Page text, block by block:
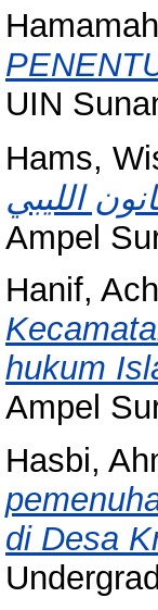
UIN
Hams,
Ampel
Hanif,
hukum
Ampel
Hasbi,
di Desa